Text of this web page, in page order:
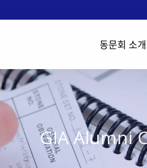
동문회 소개
GIA Alumni